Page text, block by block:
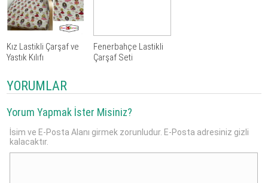
Kız Lastikli Çarşaf ve
Yastık Kılıfı
Fenerbahçe Lastikli
Çarşaf Seti
YORUMLAR
Yorum Yapmak İster Misiniz?
İsim ve E-Posta Alanı girmek zorunludur. E-Posta adresiniz gizli
kalacaktır.